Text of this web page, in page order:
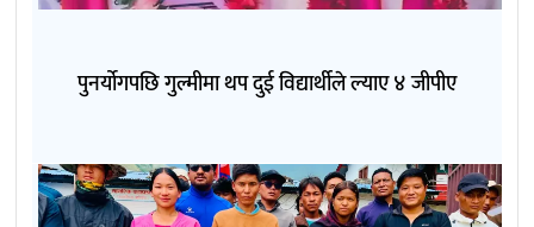
पुनर्योगपछि गुल्मीमा थप दुई विद्यार्थीले ल्याए ४ जीपीए